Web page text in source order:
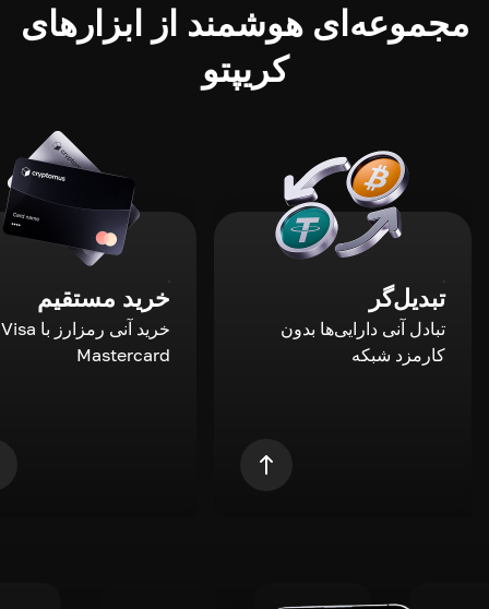
مجموعه‌ای هوشمند از ابزارهای
کریپتو
تبدیل‌گر
تبادل آنی دارایی‌ها بدون
کارمزد شبکه
خرید مستقیم
Mastercard